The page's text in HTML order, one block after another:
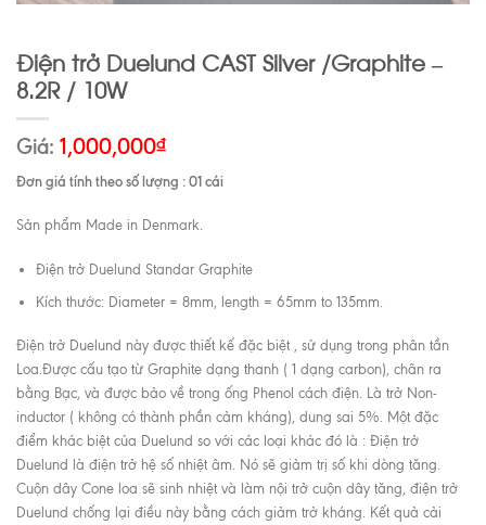
Điện trở Duelund CAST Silver /Graphite –
8.2R / 10W
Giá: 1,000,000₫
Đơn giá tính theo số lượng : 01 cái
Sản phẩm Made in Denmark.
Điện trở Duelund Standar Graphite
Kích thước: Diameter = 8mm, length = 65mm to 135mm.
Điện trở Duelund này được thiết kế đặc biệt , sử dụng trong phân tần
Loa.Được cấu tạo từ Graphite dạng thanh ( 1 dạng carbon), chân ra
bằng Bạc, và được bảo về trong ống Phenol cách điện. Là trở Non-
inductor ( không có thành phần cảm kháng), dung sai 5%. Một đặc
điểm khác biệt của Duelund so với các loại khác đó là : Điện trở
Duelund là điện trở hệ số nhiệt âm. Nó sẽ giảm trị số khi dòng tăng.
Cuộn dây Cone loa sẽ sinh nhiệt và làm nội trở cuộn dây tăng, điện trở
Duelund chống lại điều này bằng cách giảm trở kháng. Kết quả cải